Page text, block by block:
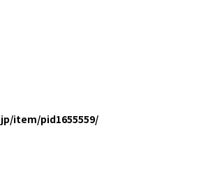
item/pid1655559/